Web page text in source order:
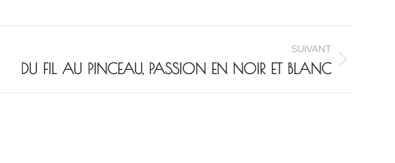
SUIVANT
DU FIL AU PINCEAU, PASSION EN NOIR ET BLANC